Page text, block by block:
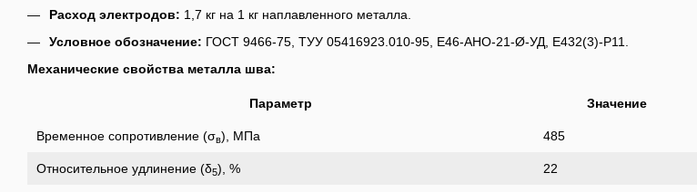
Расход электродов: 1,7 кг на 1 кг наплавленного металла.
Условное обозначение: ГОСТ 9466-75, ТУУ 05416923.010-95, Е46-АНО-21-Ø-УД, Е432(3)-Р11.
Механические свойства металла шва:
Параметр Значение
Временное сопротивление (σв), МПа 485
Относительное удлинение (δ5), % 22